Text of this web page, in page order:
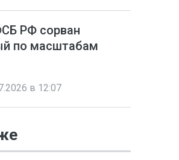
РФ сорван
по масштабам
в 12:07